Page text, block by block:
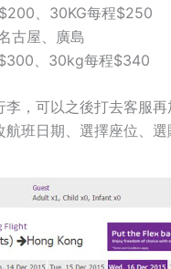
、30KG每程$250
古屋、廣島
、30kg每程$340
，可以之後打去客服
班日期、選擇座位、